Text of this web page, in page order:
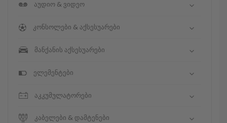
აუდიო & ვიდეო
კონსოლები & აქსესუარები
მანქანის აქსესუარები
ელემენტები
აკკუმულატორები
კაბელები & დამტენები